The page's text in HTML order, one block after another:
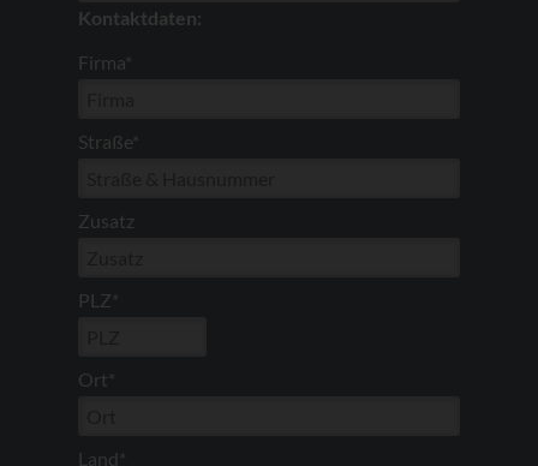
Kontaktdaten:
Firma*
Straße*
Zusatz
PLZ*
Ort*
Land*